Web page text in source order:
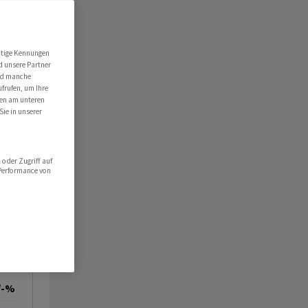
%
Kennungen
unsere Partner
manche
um Ihre
am unteren
in unserer
oder Zugriff auf
von